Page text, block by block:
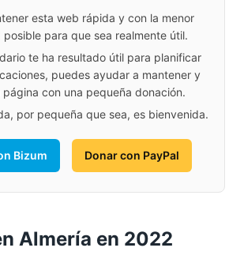
esta web rápida y con la menor
para que sea realmente útil.
te ha resultado útil para planificar
puedes ayudar a mantener y
página con una pequeña donación.
por pequeña que sea, es bienvenida.
Bizum Donar con PayPal
Almería en 2022